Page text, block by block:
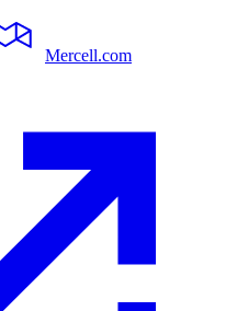
Mercell.com